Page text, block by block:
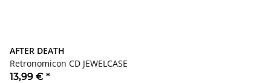
AFTER DEATH
Retronomicon CD JEWELCASE
13,99 € *